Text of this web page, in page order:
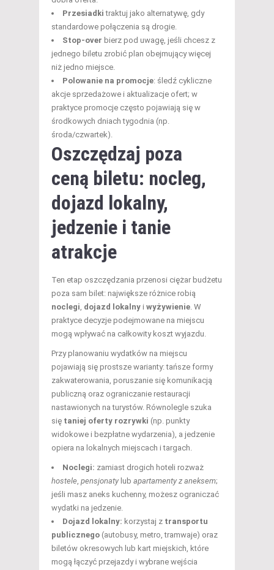
Przesiadki traktuj jako alternatywę, gdy
standardowe połączenia są drogie.
Stop-over bierz pod uwagę, jeśli chcesz z
jednego biletu zrobić plan obejmujący więcej
niż jedno miejsce.
Polowanie na promocje: śledź cykliczne
akcje sprzedażowe i aktualizacje ofert; w
praktyce promocje często pojawiają się w
środkowych dniach tygodnia (np.
środa/czwartek).
Oszczędzaj poza
ceną biletu: nocleg,
dojazd lokalny,
jedzenie i tanie
atrakcje
Ten etap oszczędzania przenosi ciężar budżetu
poza sam bilet: największe różnice robią
noclegi, dojazd lokalny i wyżywienie. W
praktyce decyzje podejmowane na miejscu
mogą wpływać na całkowity koszt wyjazdu.
Przy planowaniu wydatków na miejscu
pojawiają się prostsze warianty: tańsze formy
zakwaterowania, poruszanie się komunikacją
publiczną oraz ograniczanie restauracji
nastawionych na turystów. Równolegle szuka
się taniej oferty rozrywki (np. punkty
widokowe i bezpłatne wydarzenia), a jedzenie
opiera na lokalnych miejscach i targach.
Noclegi: zamiast drogich hoteli rozważ
hostele, pensjonaty lub apartamenty z aneksem;
jeśli masz aneks kuchenny, możesz ograniczać
wydatki na jedzenie.
Dojazd lokalny: korzystaj z transportu
publicznego (autobusy, metro, tramwaje) oraz
biletów okresowych lub kart miejskich, które
mogą łączyć przejazdy i wybrane wejścia